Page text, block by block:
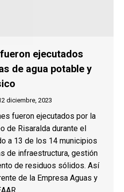
ejecutados
de agua potable y
diciembre, 2023
fueron ejecutados por la
de Risaralda durante el
a 13 de los 14 municipios
de infraestructura, gestión
de residuos sólidos. Así
de la Empresa Aguas y